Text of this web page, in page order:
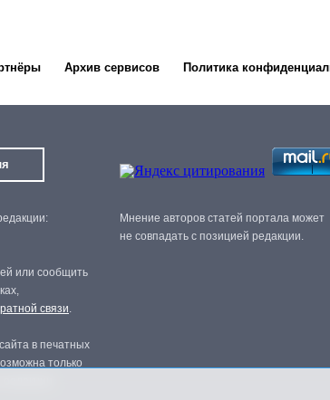
Архив сервисов Политика
или сообщить
связи.
в печатных
только
Мнение авторов статей портала может
не совпадать с позицией редакции.